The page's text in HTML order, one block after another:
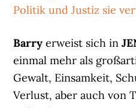
Politik und Justiz sie
Barry erweist sich in
einmal mehr als
Gewalt, Einsamkeit,
Verlust, aber auch von